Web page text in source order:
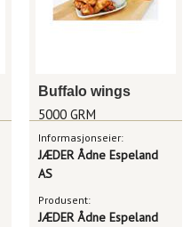
Buffalo wings
5000 GRM
Informasjonseier:
JÆDER Ådne Espeland
AS
Produsent:
JÆDER Ådne Espeland